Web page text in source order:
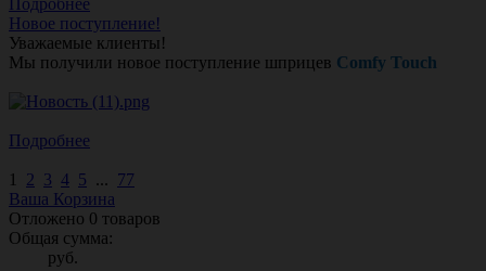
Подробнее
Новое поступление!
Уважаемые клиенты!
Мы получили новое поступление шприцев Comfy Touch
Подробнее
1 2 3 4 5 ... 77
Ваша Корзина
Отложено 0 товаров
Общая сумма:
руб.